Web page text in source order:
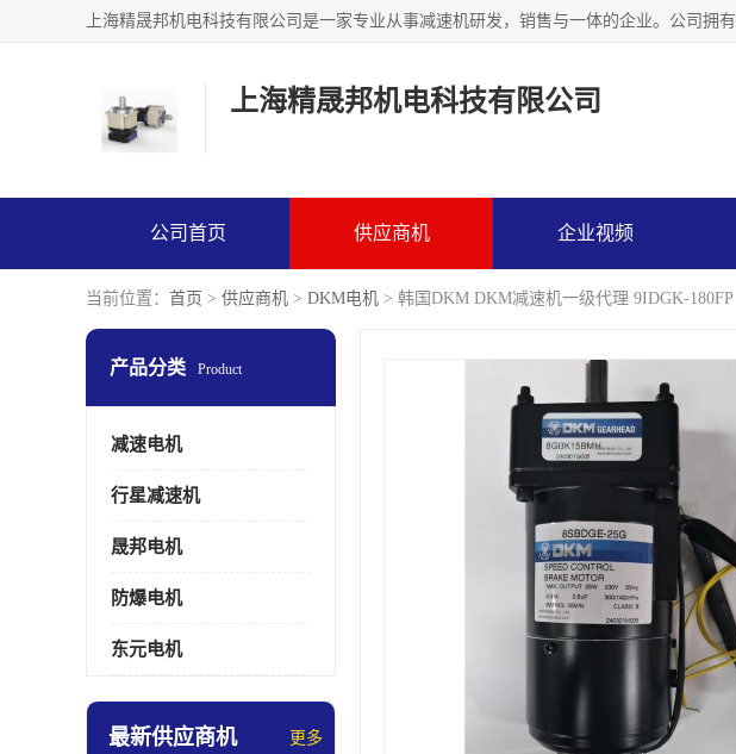
上海精晟邦机电科技有限公司
公司首页 供应商机 企业视频
当前位置： 首页 > 供应商机 > DKM电机 > 韩国DKM DKM减速机一级代理 9IDGK-180FP
产品分类 Product
减速电机
行星减速机
晟邦电机
防爆电机
东元电机
最新供应商机 更多